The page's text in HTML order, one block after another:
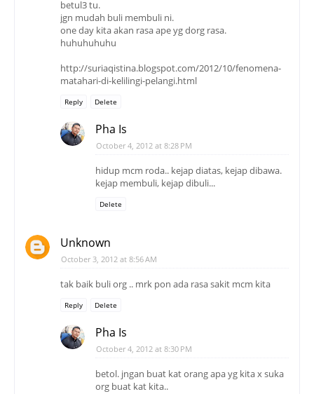
betul3 tu.
jgn mudah buli membuli ni.
one day kita akan rasa ape yg dorg rasa.
huhuhuhuhu
http://suriaqistina.blogspot.com/2012/10/fenomena-
matahari-di-kelilingi-pelangi.html
Reply Delete
Pha Is
October 4, 2012 at 8:28 PM
hidup mcm roda.. kejap diatas, kejap dibawa.
kejap membuli, kejap dibuli...
Delete
Unknown
October 3, 2012 at 8:56 AM
tak baik buli org .. mrk pon ada rasa sakit mcm kita
Reply Delete
Pha Is
October 4, 2012 at 8:30 PM
betol. jngan buat kat orang apa yg kita x suka
org buat kat kita..